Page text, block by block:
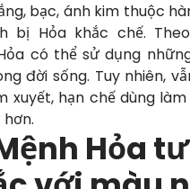
bạc, ánh kim thuộc
bị Hỏa khắc chế.
có thể sử dụng
đời sống. Tuy nhiên,
xuyết, hạn chế dùng
Hỏa